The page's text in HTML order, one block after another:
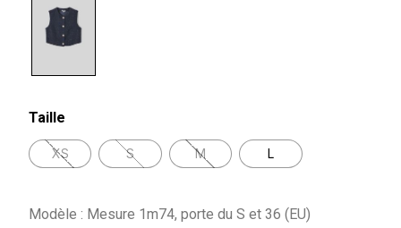
Taille
XS S M L
Modèle : Mesure 1m74, porte du S et 36 (EU)